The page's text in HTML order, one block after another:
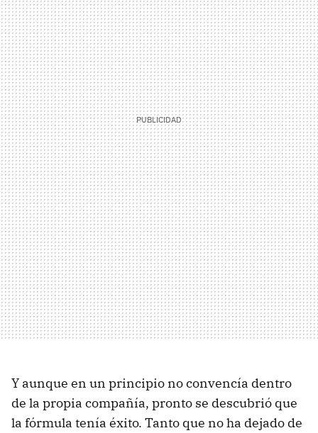
Y aunque en un principio no convencía dentro
de la propia compañía, pronto se descubrió que
la fórmula tenía éxito. Tanto que no ha dejado de